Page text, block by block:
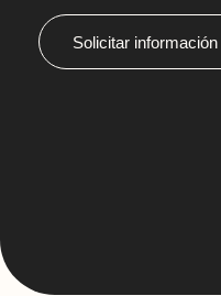
Solicitar información